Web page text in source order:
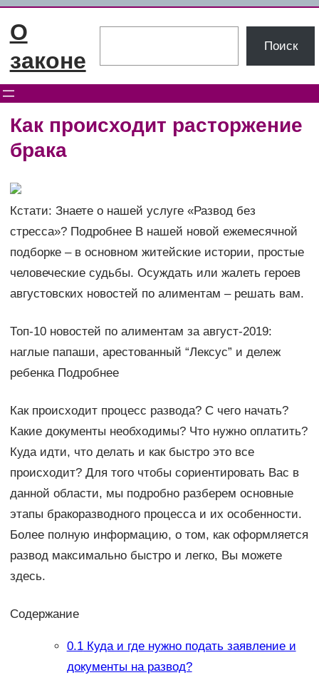
Перейти
О
законе
Поиск
Как происходит расторжение
брака
Кстати: Знаете о нашей услуге «Развод без
стресса»? Подробнее В нашей новой ежемесячной
подборке – в основном житейские истории, простые
человеческие судьбы. Осуждать или жалеть героев
августовских новостей по алиментам – решать вам.
Топ-10 новостей по алиментам за август-2019:
наглые папаши, арестованный “Лексус” и дележ
ребенка Подробнее
Как происходит процесс развода? С чего начать?
Какие документы необходимы? Что нужно оплатить?
Куда идти, что делать и как быстро это все
происходит? Для того чтобы сориентировать Вас в
данной области, мы подробно разберем основные
этапы бракоразводного процесса и их особенности.
Более полную информацию, о том, как оформляется
развод максимально быстро и легко, Вы можете
здесь.
Содержание
0.1Куда и где нужно подать заявление и
документы на развод?